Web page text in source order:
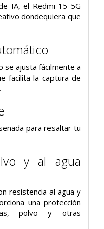
IA, el Redmi 15 5G
dondequiera que
se ajusta fácilmente a
facilita la captura de
para resaltar tu
y al agua
resistencia al agua y
una protección
polvo y otras